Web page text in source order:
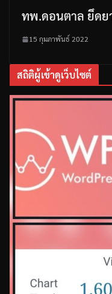
ทพ.ดอนตาล ยึดย
15 กุมภาพันธ์ 2022
สถิติผู้เข้าดูเว็บไซต์